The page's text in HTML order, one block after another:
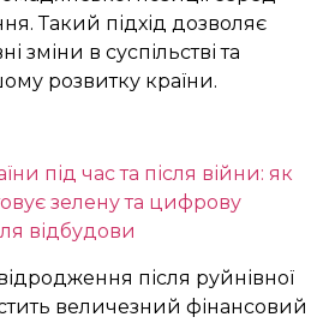
Такий підхід дозволяє
зміни в суспільстві та
розвитку країни.
під час та після війни: як
зелену та цифрову
відбудови
після руйнівної
величезний фінансовий